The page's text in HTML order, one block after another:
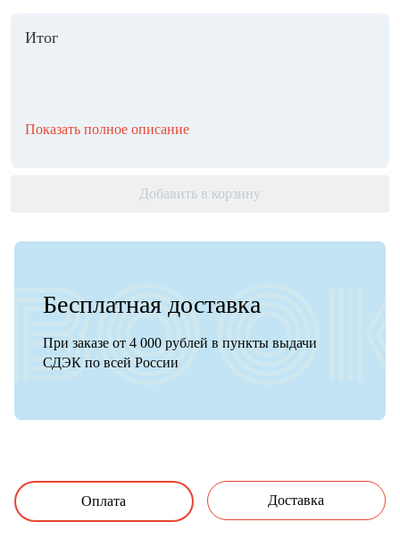
Итог
Показать полное описание
Добавить в корзину
Бесплатная доставка
При заказе от 4 000 рублей в пункты выдачи
СДЭК по всей России
Оплата Доставка